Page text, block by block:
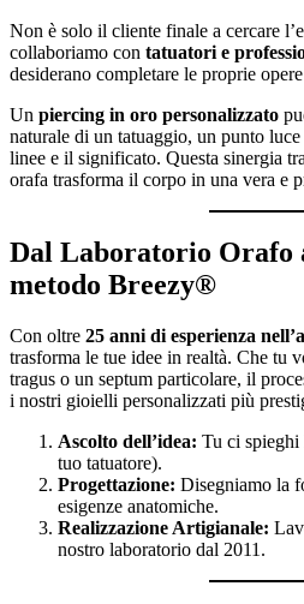
Non è solo il cliente finale a cercare
collaboriamo con tatuatori e
desiderano completare le proprie opere
Un piercing in oro personalizzato
naturale di un tatuaggio, un punto luce
linee e il significato. Questa sinergia
orafa trasforma il corpo in una vera e
Dal Laboratorio Orafo
metodo Breezy®
Con oltre 25 anni di esperienza
trasforma le tue idee in realtà. Che tu
tragus o un septum particolare, il
i nostri gioielli personalizzati più
Ascolto dell’idea: Tu ci spieghi
tuo tatuatore).
Progettazione: Disegniamo la
esigenze anatomiche.
Realizzazione Artigianale:
nostro laboratorio dal 2011.